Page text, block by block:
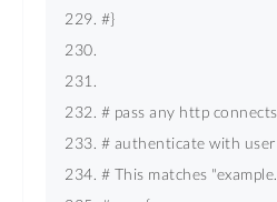
#}
# pass any http
# authenticate with
# This matches